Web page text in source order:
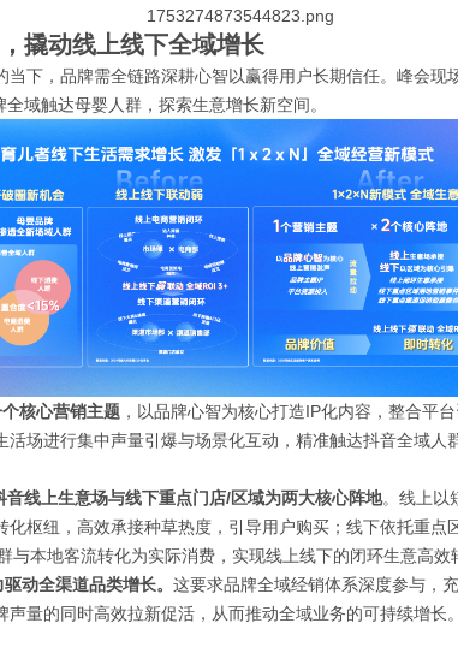
撬动线上线下全域增长
当下，品牌需全链路深耕心智以赢得用户长期信任。峰会现
域触达母婴人群，探索生意增长新空间。
核心营销主题 ，以品牌心智为核心打造IP化内容，整合平
场进行集中声量引爆与场景化互动，精准触达抖音全域人
音线上生意场与线下重点门店/区域为两大核心阵地。线上以
枢纽，高效承接种草热度，引导用户购买；线下依托重点
与本地客流转化为实际消费，实现线上线下的闭环生意高效
动全渠道品类增长。 这要求品牌全域经销体系深度参与，
量的同时高效拉新促活，从而推动全域业务的可持续增长。